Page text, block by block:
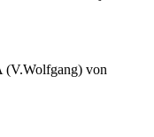
(V.Wolfgang) von